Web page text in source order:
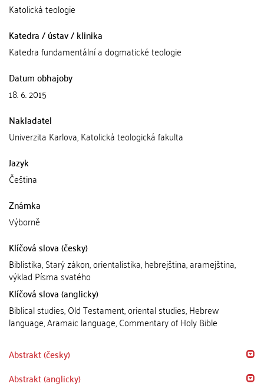
Katolická teologie
Katedra / ústav / klinika
Katedra fundamentální a dogmatické teologie
Datum obhajoby
18. 6. 2015
Nakladatel
Univerzita Karlova, Katolická teologická fakulta
Jazyk
Čeština
Známka
Výborně
Klíčová slova (česky)
Biblistika, Starý zákon, orientalistika, hebrejština, aramejština,
výklad Písma svatého
Klíčová slova (anglicky)
Biblical studies, Old Testament, oriental studies, Hebrew
language, Aramaic language, Commentary of Holy Bible
Abstrakt (česky)
Abstrakt (anglicky)